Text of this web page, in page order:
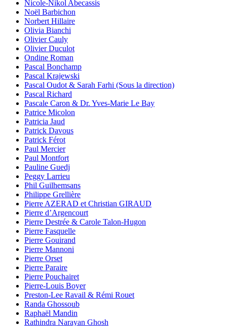
Nicole-Nikol Abecassis
Noël Barbichon
Norbert Hillaire
Olivia Bianchi
Olivier Cauly
Olivier Duculot
Ondine Roman
Pascal Bonchamp
Pascal Krajewski
Pascal Oudot & Sarah Farhi (Sous la direction)
Pascal Richard
Pascale Caron & Dr. Yves-Marie Le Bay
Patrice Micolon
Patricia Jaud
Patrick Davous
Patrick Férot
Paul Mercier
Paul Montfort
Pauline Guedj
Peggy Larrieu
Phil Guilhemsans
Philippe Grellière
Pierre AZERAD et Christian GIRAUD
Pierre d’Argencourt
Pierre Destrée & Carole Talon-Hugon
Pierre Fasquelle
Pierre Gouirand
Pierre Mannoni
Pierre Orset
Pierre Paraire
Pierre Pouchairet
Pierre-Louis Boyer
Preston-Lee Ravail & Rémi Rouet
Randa Ghossoub
Raphaël Mandin
Rathindra Narayan Ghosh